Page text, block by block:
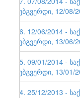
ვებგვერდი, 12/08/
56. 12/06/2014 -
ვებგვერდი, 13/06/
55. 09/01/2014 -
ვებგვერდი, 13/01/
54. 25/12/2013 -